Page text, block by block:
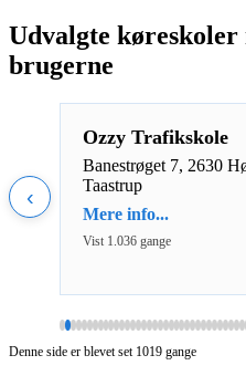
Udvalgte
brugerne
‹
Ozzy Trafikskole
Banestrøget 7, 2630
Taastrup
Mere info...
Vist 1.036 gange
Denne side er blevet set 1019 gange